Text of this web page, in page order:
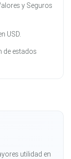
y Seguros
USD.
de estados
utilidad en